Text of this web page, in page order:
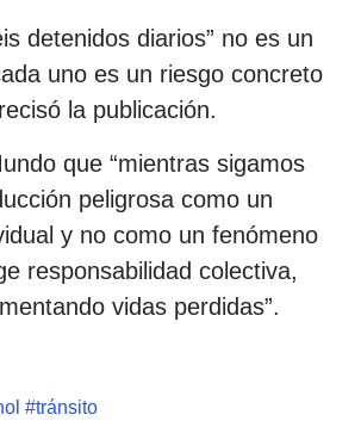
detenidos diarios” no es un
uno es un riesgo concreto
la publicación.
que “mientras sigamos
peligrosa como un
y no como un fenómeno
responsabilidad colectiva,
vidas perdidas”.
#tránsito